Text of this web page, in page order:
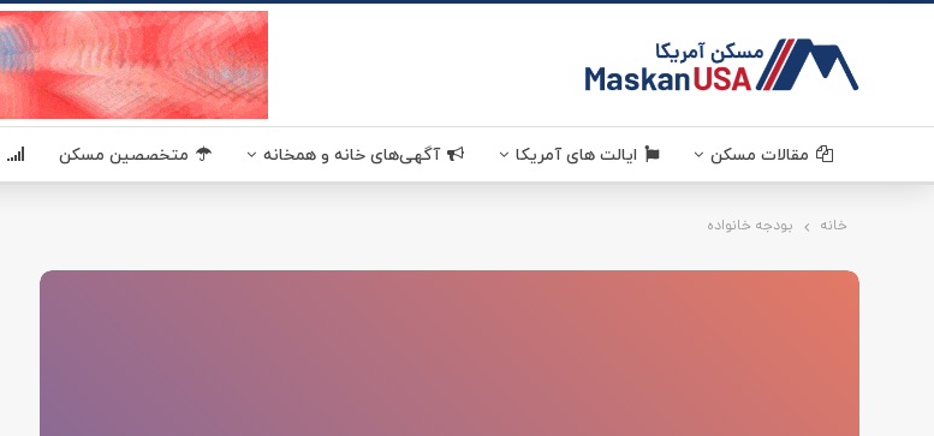
مقالات مسکن ایالت های آمریکا آگهی‌های خانه و همخانه متخصصین مسکن
خانه بودجه خانواده